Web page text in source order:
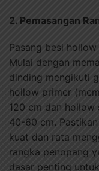
2. Pemasangan
Pasang besi
Mulai dengan
dinding mengikuti
hollow primer
120 cm dan hollow
40-60 cm.
kuat dan rata
rangka penopang
dasar penting